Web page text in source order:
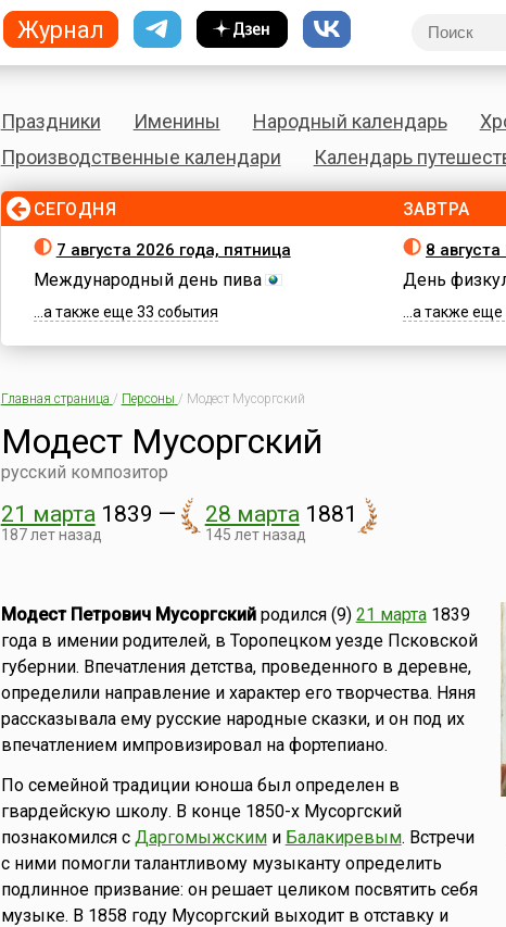
Праздники Именины Народный календарь
Производственные календари
Календарь
СЕГОДНЯ
7 августа 2026 года, пятница
Международный день пива
...а также еще 33 события
ЗАВТРА
8
День
...а также
Главная страница / Персоны / Модест Мусоргский
Модест Мусоргский
русский композитор
21 марта1839
187 лет назад
— 28 марта1881
145 лет назад
Модест Петрович Мусоргскийродился (9) 21 марта1839
года в имении родителей, в Торопецком уезде Псковской
губернии. Впечатления детства, проведенного в деревне,
определили направление и характер его творчества. Няня
рассказывала ему русские народные сказки, и он под их
впечатлением импровизировал на фортепиано.
По семейной традиции юноша был определен в
гвардейскую школу. В конце 1850-х Мусоргский
познакомился с Даргомыжскими Балакиревым. Встречи
с ними помогли талантливому музыканту определить
подлинное призвание: он решает целиком посвятить себя
музыке. В 1858 году Мусоргский выходит в отставку и
Журнал